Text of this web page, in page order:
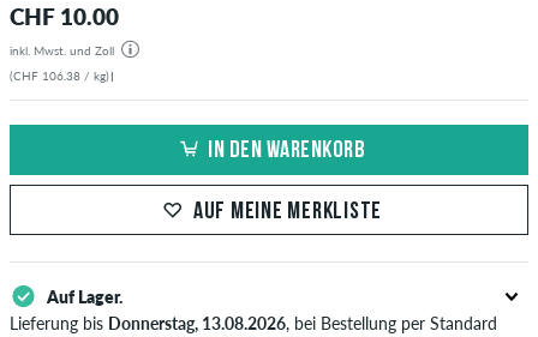
CHF 10.00
inkl. Mwst. und Zoll
(CHF 106.38 / kg)
IN DEN WARENKORB
AUF MEINE MERKLISTE
Auf Lager.
Lieferung bis Donnerstag, 13.08.2026, bei Bestellung per Standard